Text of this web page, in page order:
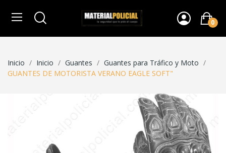
0
Inicio Inicio Guantes
Guantes para Tráfico y Moto
GUANTES DE MOTORISTA VERANO EAGLE SOFT"